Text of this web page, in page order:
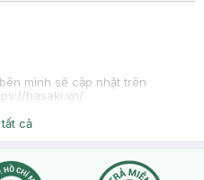
mình sẽ cập nhật trên
hasaki.vn/
cả